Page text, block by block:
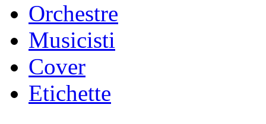
Orchestre
Musicisti
Cover
Etichette